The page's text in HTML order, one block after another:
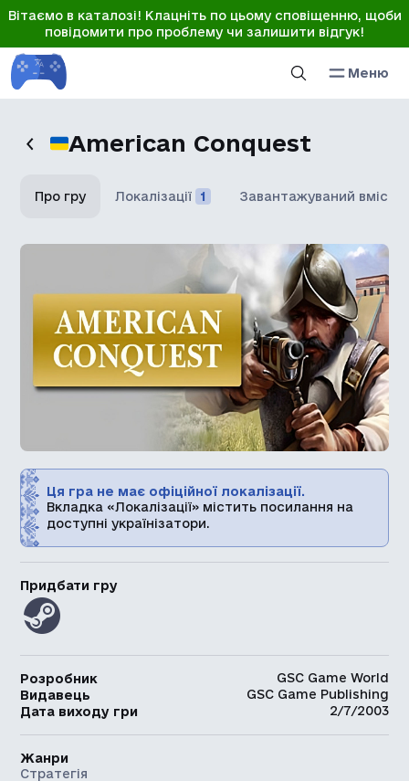
Вітаємо в каталозі! Клацніть по цьому сповіщенню, щоби
повідомити про проблему чи залишити відгук!
Меню
American Conquest
Про гру Локалізації 1 Завантажуваний вміст
Ця гра не має офіційної локалізації.
Вкладка «Локалізації» містить посилання на
доступні українізатори.
Придбати гру
Розробник
GSC Game World
Видавець
GSC Game Publishing
Дата виходу гри
2/7/2003
Жанри
Стратегія